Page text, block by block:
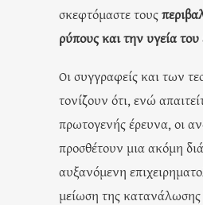
σκεφτόμαστε τους
ρύπους και την υγεία
Οι συγγραφείς και των
τονίζουν ότι, ενώ
πρωτογενής έρευνα, οι
προσθέτουν μια ακόμη
αυξανόμενη
μείωση της κατανάλωσης